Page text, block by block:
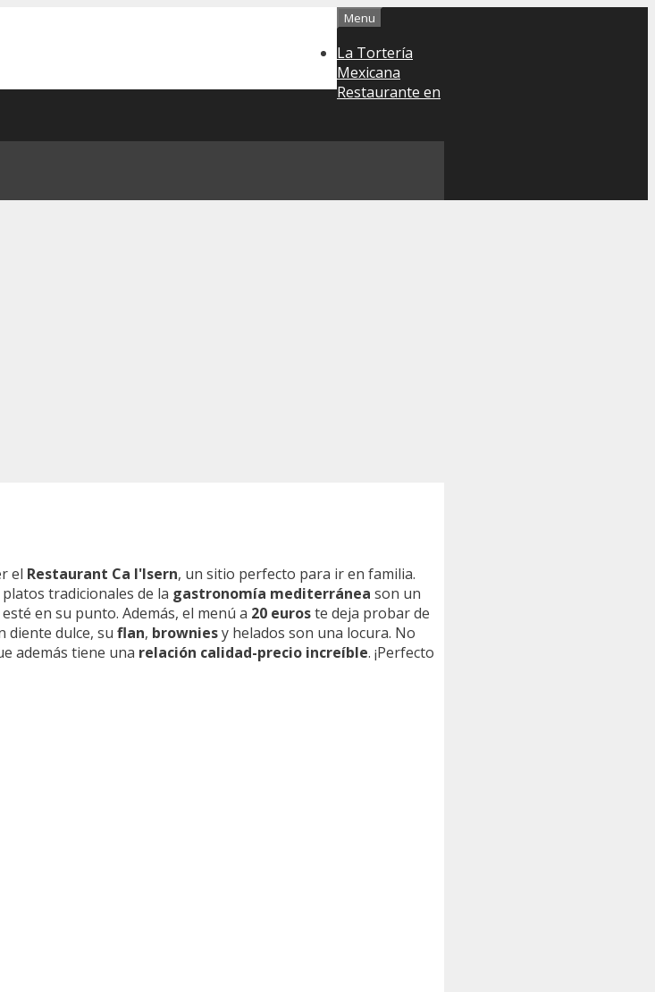
Menu
La Tortería
Mexicana
Restaurante en
el Restaurant Ca l'Isern, un sitio perfecto para ir en familia.
tradicionales de la gastronomía mediterránea son un
en su punto. Además, el menú a 20 euroste deja probar de
diente dulce, su flan, browniesy helados son una locura. No
además tiene una relación calidad-precio increíble. ¡Perfecto